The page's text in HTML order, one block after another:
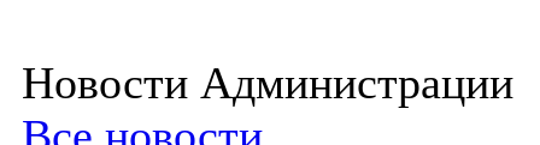
Новости Администрации